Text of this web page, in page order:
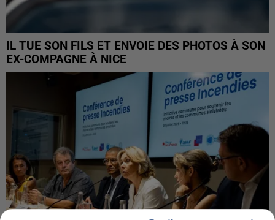
IL TUE SON FILS ET ENVOIE DES PHOTOS À SON
EX-COMPAGNE À NICE